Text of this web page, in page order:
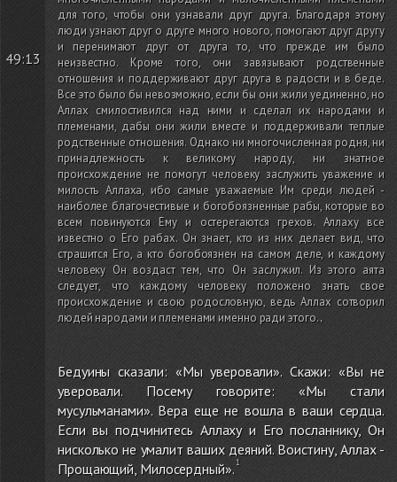
49:13
для того, чтобы они узнавали друг друга. Благодаря этому
люди узнают друг о друге много нового, помогают друг другу
и перенимают друг от друга то, что прежде им было
неизвестно. Кроме того, они завязывают родственные
отношения и поддерживают друг друга в радости и в беде.
Все это было бы невозможно, если бы они жили уединенно, но
Аллах смилостивился над ними и сделал их народами и
племенами, дабы они жили вместе и поддерживали теплые
родственные отношения. Однако ни многочисленная родня, ни
принадлежность к великому народу, ни знатное
происхождение не помогут человеку заслужить уважение и
милость Аллаха, ибо самые уважаемые Им среди людей -
наиболее благочестивые и богобоязненные рабы, которые во
всем повинуются Ему и остерегаются грехов. Аллаху все
известно о Его рабах. Он знает, кто из них делает вид, что
страшится Его, а кто богобоязнен на самом деле, и каждому
человеку Он воздаст тем, что Он заслужил. Из этого аята
следует, что каждому человеку положено знать свое
происхождение и свою родословную, ведь Аллах сотворил
людей народами и племенами именно ради этого..
Бедуины сказали: «Мы уверовали». Скажи: «Вы не
уверовали. Посему говорите: «Мы стали
мусульманами». Вера еще не вошла в ваши сердца.
Если вы подчинитесь Аллаху и Его посланнику, Он
нисколько не умалит ваших деяний. Воистину, Аллах -
Прощающий, Милосердный».